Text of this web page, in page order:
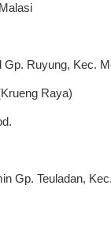
Gp. Ruyung, Kec.
Raya)
Gp. Teuladan,